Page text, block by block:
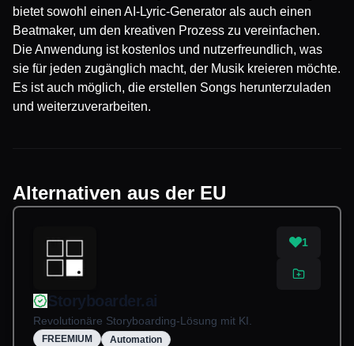
bietet sowohl einen AI-Lyric-Generator als auch einen
Beatmaker, um den kreativen Prozess zu vereinfachen.
Die Anwendung ist kostenlos und nutzerfreundlich, was
sie für jeden zugänglich macht, der Musik kreieren möchte.
Es ist auch möglich, die erstellen Songs herunterzuladen
und weiterzuverarbeiten.
Alternativen aus der EU
1
Storyboarder.ai
Revolutionäre Storyboarding-Lösung mit KI.
FREEMIUM Automation